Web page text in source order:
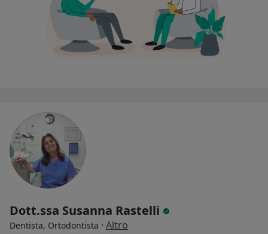
Dott.ssa Susanna Rastelli
Dentista, Ortodontista · Altro